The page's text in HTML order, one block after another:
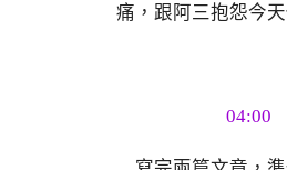
痛，跟阿三抱怨今
04:00